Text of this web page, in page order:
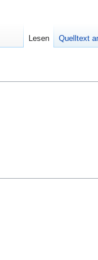
Lesen Quelltext